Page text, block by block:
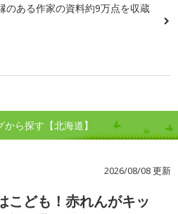
のある作家の資料約9万点を収蔵
ら探す【北海道】
2026/08/08 更新
こども！赤れんがキッ